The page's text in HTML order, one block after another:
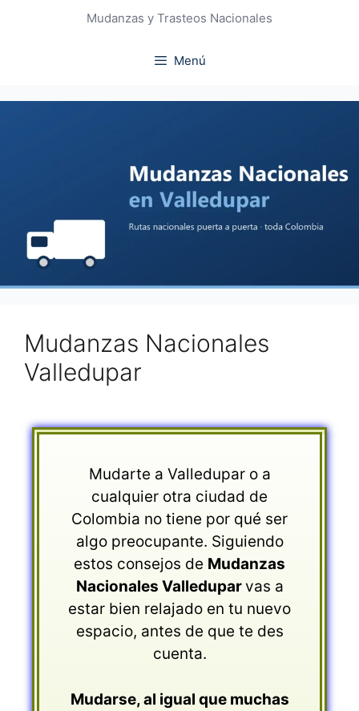
Mudanzas y Trasteos Nacionales
Menú
Mudanzas Nacionales
Valledupar
Mudarte a Valledupar o a
cualquier otra ciudad de
Colombia no tiene por qué ser
algo preocupante. Siguiendo
estos consejos de Mudanzas
Nacionales Valleduparvas a
estar bien relajado en tu nuevo
espacio, antes de que te des
cuenta.
Mudarse, al igual que muchas